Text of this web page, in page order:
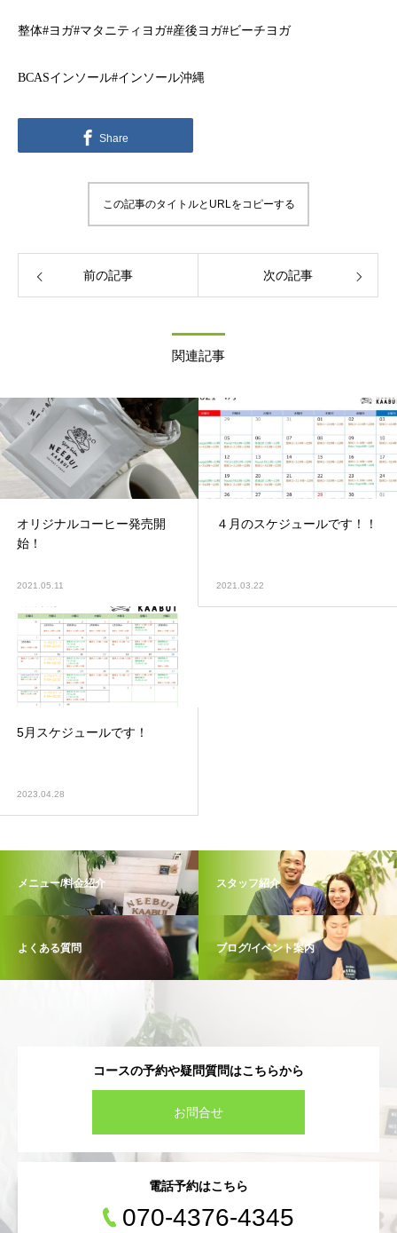
整体#ヨガ#マタニティヨガ#産後ヨガ#ビーチヨガ
BCASインソール#インソール沖縄
Share
この記事のタイトルとURLをコピーする
前の記事 次の記事
関連記事
オリジナルコーヒー発売開
始！
2021.05.11
４月のスケジュールです！！
2021.03.22
5月スケジュールです！
2023.04.28
メニュー/料金紹介 スタッフ紹介
よくある質問 ブログ/イベント案内
コースの予約や疑問質問はこちらから
お問合せ
電話予約はこちら
070-4376-4345